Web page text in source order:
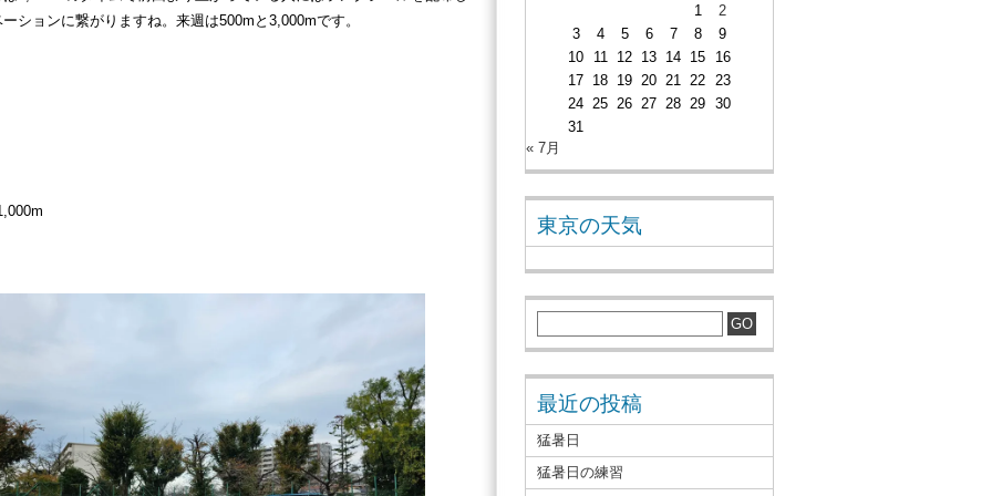
ションに繋がりますね。来週は500mと3,000mです。
1
2
3
4 5 6 7 8
9
10
11 12 13 14 15
16
17 18 19 20 21 22 23
24 25 26 27 28 29 30
31
« 7月
東京の天気
最近の投稿
猛暑日
猛暑日の練習